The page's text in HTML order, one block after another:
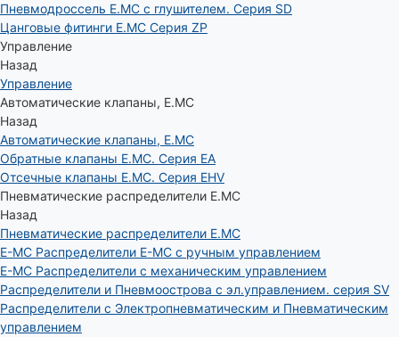
Пневмодроссель E.MC с глушителем. Серия SD
Цанговые фитинги E.MC Серия ZP
Управление
Назад
Управление
Автоматические клапаны, Е.МС
Назад
Автоматические клапаны, Е.МС
Обратные клапаны E.MC. Серия EA
Отсечные клапаны E.MC. Серия EHV
Пневматические распределители E.MC
Назад
Пневматические распределители E.MC
E-MC Распределители E-MC с ручным управлением
E-MC Распределители с механическим управлением
Распределители и Пневмоострова с эл.управлением. серия SV
Распределители с Электропневматическим и Пневматическим
управлением